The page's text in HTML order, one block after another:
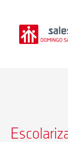
contenido